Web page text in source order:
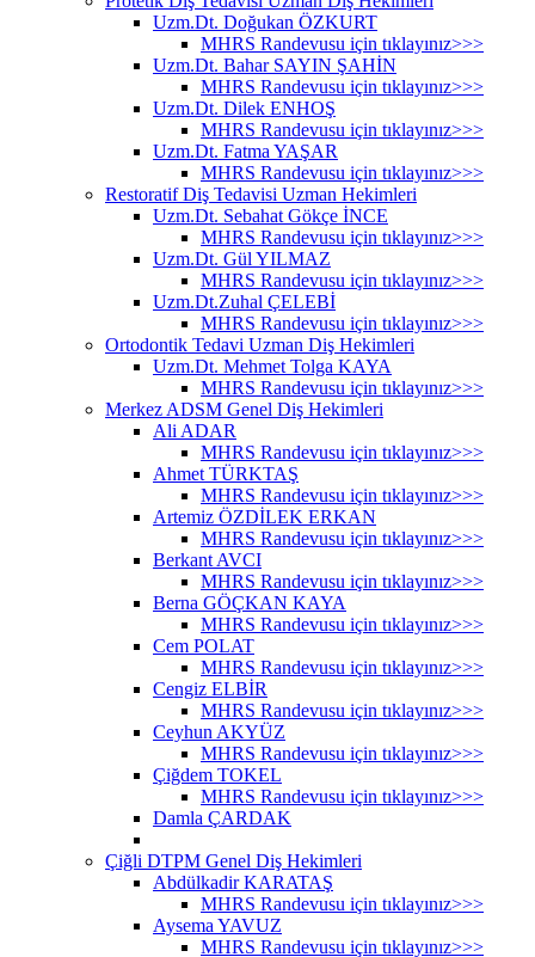
Uzm.Dt. Doğukan ÖZKURT
MHRS Randevusu için tıklayınız>>>
Uzm.Dt. Bahar SAYIN ŞAHİN
MHRS Randevusu için tıklayınız>>>
Uzm.Dt. Dilek ENHOŞ
MHRS Randevusu için tıklayınız>>>
Uzm.Dt. Fatma YAŞAR
MHRS Randevusu için tıklayınız>>>
Restoratif Diş Tedavisi Uzman Hekimleri
Uzm.Dt. Sebahat Gökçe İNCE
MHRS Randevusu için tıklayınız>>>
Uzm.Dt. Gül YILMAZ
MHRS Randevusu için tıklayınız>>>
Uzm.Dt.Zuhal ÇELEBİ
MHRS Randevusu için tıklayınız>>>
Ortodontik Tedavi Uzman Diş Hekimleri
Uzm.Dt. Mehmet Tolga KAYA
MHRS Randevusu için tıklayınız>>>
Merkez ADSM Genel Diş Hekimleri
Ali ADAR
MHRS Randevusu için tıklayınız>>>
Ahmet TÜRKTAŞ
MHRS Randevusu için tıklayınız>>>
Artemiz ÖZDİLEK ERKAN
MHRS Randevusu için tıklayınız>>>
Berkant AVCI
MHRS Randevusu için tıklayınız>>>
Berna GÖÇKAN KAYA
MHRS Randevusu için tıklayınız>>>
Cem POLAT
MHRS Randevusu için tıklayınız>>>
Cengiz ELBİR
MHRS Randevusu için tıklayınız>>>
Ceyhun AKYÜZ
MHRS Randevusu için tıklayınız>>>
Çiğdem TOKEL
MHRS Randevusu için tıklayınız>>>
Damla ÇARDAK
Çiğli DTPM Genel Diş Hekimleri
Abdülkadir KARATAŞ
MHRS Randevusu için tıklayınız>>>
Aysema YAVUZ
MHRS Randevusu için tıklayınız>>>